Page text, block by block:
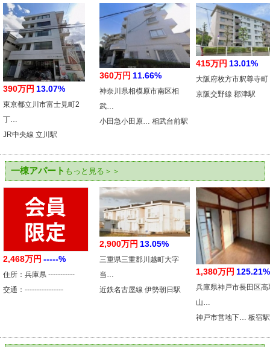
390万円 13.07%
東京都立川市富士見町2
丁…
JR中央線 立川駅
360万円 11.66%
神奈川県相模原市南区相
武…
小田急小田原… 相武台前駅
415万円 13.01%
大阪府枚方市釈尊寺町
京阪交野線 郡津駅
一棟アパート もっと見る＞＞
2,468万円 -----%
住所：兵庫県 -----------
交通：----------------
2,900万円 13.05%
三重県三重郡川越町大字
当…
近鉄名古屋線 伊勢朝日駅
1,380万円 125.21%
兵庫県神戸市長田区高
山…
神戸市営地下… 板宿駅